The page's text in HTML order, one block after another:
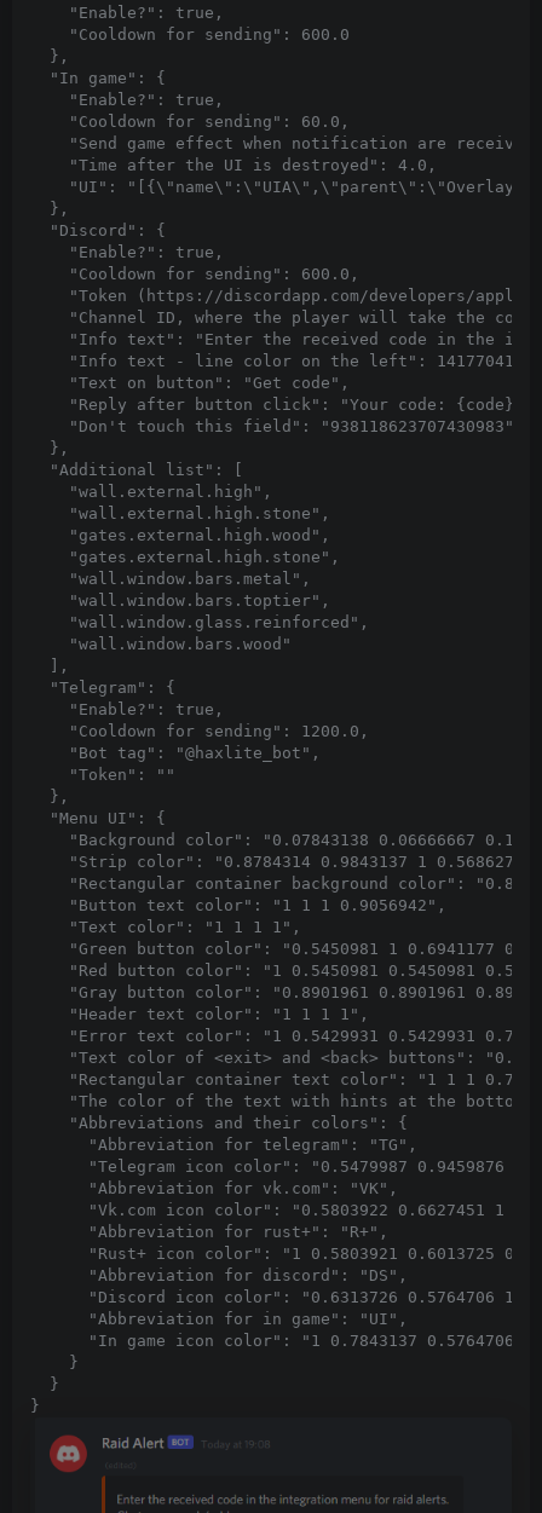
"Enable?" : true ,
"Cooldown for sending" :
600.0
},
"In game" :
{
"Enable?" : true ,
"Cooldown for sending" : 60.0 ,
"Send game effect when notification are received"
"Time after the UI is destroyed" : 4.0 ,
"UI" :
},
"Discord" :
{
"Enable?" : true ,
"Cooldown for sending" : 600.0 ,
"Token (https://discordapp.com/developers/
"Channel ID, where the player will take the
"Info text" :
"Enter the received code in the
"Info text - line color on the left" : 14177041
"Text on button" : "Get code" ,
"Reply after button click" : "Your code: {code}"
"Don't touch this field" :
"938118623707430983"
},
"Additional list" :
"wall.external.high" ,
"wall.external.high.stone" ,
"gates.external.high.wood" ,
"gates.external.high.stone" ,
"wall.window.bars.metal" ,
"wall.window.bars.toptier" ,
"wall.window.glass.reinforced" ,
"wall.window.bars.wood"
],
"Telegram" :
{
"Enable?" : true ,
"Cooldown for sending" : 1200.0 ,
"Bot tag" : "@haxlite_bot" ,
"Token" :
""
},
"Menu UI" :
{
"Background color" :
"0.07843138 0.06666667
"Strip color" : "0.8784314 0.9843137 1 0.5686275"
"Rectangular container background color" :
"Button text color" : "1 1 1 0.9056942" ,
"Text color" : "1 1 1 1" ,
"Green button color" :
"0.5450981 1 0.6941177
"Red button color" :
"1 0.5450981 0.5450981
"Gray button color" :
"0.8901961 0.8901961
"Header text color" : "1 1 1 1" ,
"Error text color" :
"1 0.5429931 0.5429931
"Text color of <exit> and <back> buttons" :
"Rectangular container text color" :
"1 1 1
"The color of the text with hints at the bottom
"Abbreviations and their colors" :
{
"Abbreviation for telegram" : "TG" ,
"Telegram icon color" :
"0.5479987 0.9459876 1
"Abbreviation for vk.com" : "VK" ,
"Vk.com icon color" :
"0.5803922 0.6627451 1
"Abbreviation for rust+" : "R+" ,
"Rust+ icon color" :
"1 0.5803921 0.6013725
"Abbreviation for discord" : "DS" ,
"Discord icon color" :
"0.6313726 0.5764706 1
"Abbreviation for in game" : "UI" ,
"In game icon color" :
"1 0.7843137 0.5764706
}
}
}